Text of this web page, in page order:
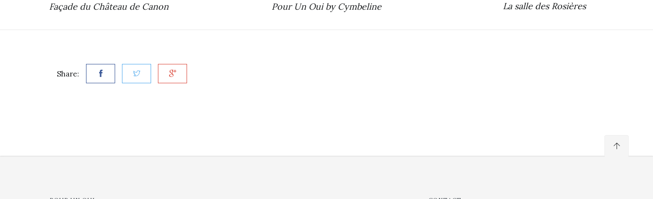
Façade du Château de Canon Pour Un Oui by Cymbeline La salle des Rosières
Share: